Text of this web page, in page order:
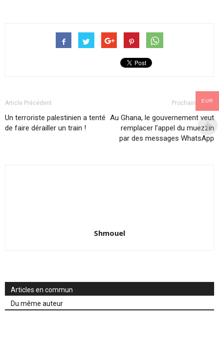
Article Précédent
Un terroriste palestinien a tenté
de faire dérailler un train !
Prochain article
Au Ghana, le gouvernement veut
remplacer l’appel du muezzin
par des messages WhatsApp
Shmouel
Articles en commun
Du même auteur
EUR